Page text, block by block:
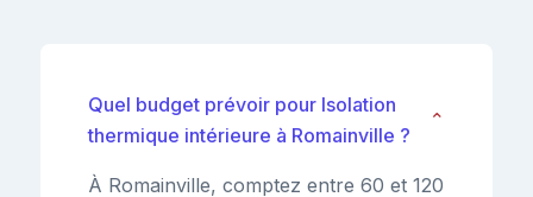
Quel budget prévoir pour Isolation
thermique intérieure à Romainville ?
⌄
À Romainville, comptez entre 60 et 120